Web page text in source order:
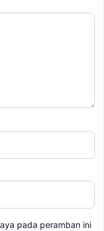
pada peramban ini